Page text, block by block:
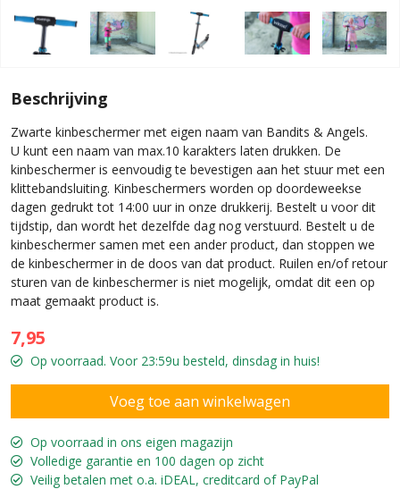
Beschrijving
Zwarte kinbeschermer met eigen naam van Bandits & Angels.
U kunt een naam van max.10 karakters laten drukken. De
kinbeschermer is eenvoudig te bevestigen aan het stuur met een
klittebandsluiting. Kinbeschermers worden op doordeweekse
dagen gedrukt tot 14:00 uur in onze drukkerij. Bestelt u voor dit
tijdstip, dan wordt het dezelfde dag nog verstuurd. Bestelt u de
kinbeschermer samen met een ander product, dan stoppen we
de kinbeschermer in de doos van dat product. Ruilen en/of retour
sturen van de kinbeschermer is niet mogelijk, omdat dit een op
maat gemaakt product is.
7,95
Op voorraad. Voor 23:59u besteld, dinsdag in huis!
Op voorraad in ons eigen magazijn
Volledige garantie en 100 dagen op zicht
Veilig betalen met o.a. iDEAL, creditcard of PayPal